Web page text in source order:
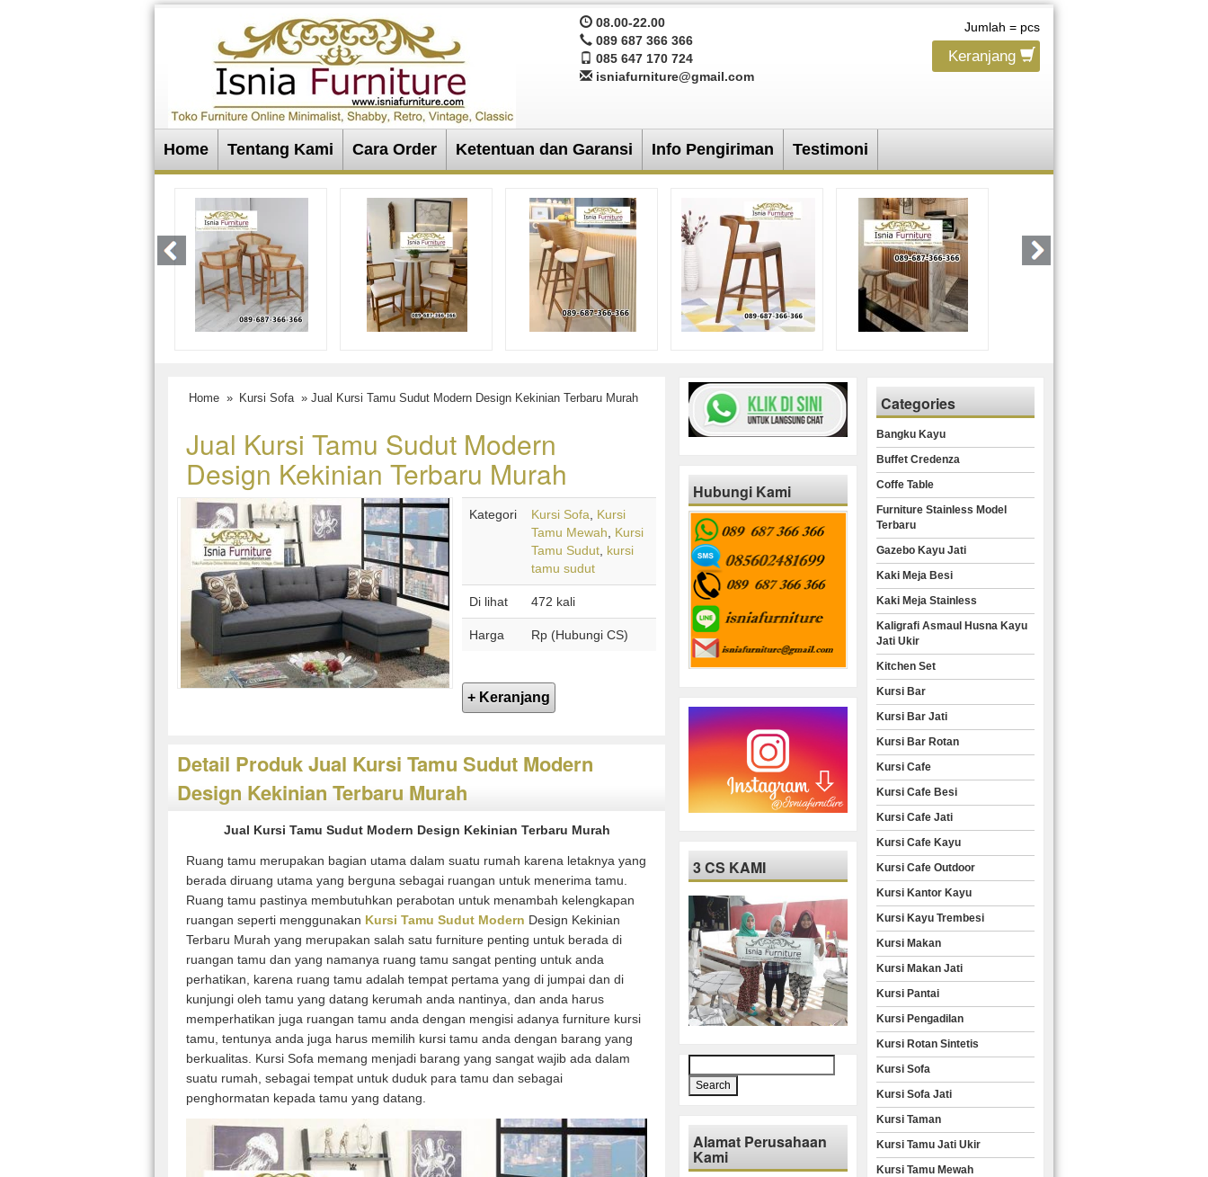
08.00-22.00
089 687 366 366
085 647 170 724
isniafurniture@gmail.com
Jumlah = pcs
Keranjang
Home Tentang Kami Cara Order Ketentuan dan Garansi Info Pengiriman Testimoni
Home » Kursi Sofa » Jual Kursi Tamu Sudut Modern Design Kekinian Terbaru Murah
Jual Kursi Tamu Sudut Modern
Design Kekinian Terbaru Murah
Kategori Kursi Sofa
Kursi
Tamu Mewah
Kursi
Tamu Sudut, kursi
tamu sudut
Di lihat 472 kali
Harga Rp (Hubungi CS)
Detail Produk Jual Kursi Tamu Sudut Modern
Design Kekinian Terbaru Murah
Jual Kursi Tamu Sudut Modern Design Kekinian Terbaru Murah
Ruang tamu merupakan bagian utama dalam suatu rumah karena letaknya yang
berada diruang utama yang berguna sebagai ruangan untuk menerima tamu.
Ruang tamu pastinya membutuhkan perabotan untuk menambah kelengkapan
ruangan seperti menggunakan Kursi Tamu Sudut Modern Design Kekinian
Terbaru Murah yang merupakan salah satu furniture penting untuk berada di
ruangan tamu dan yang namanya ruang tamu sangat penting untuk anda
perhatikan, karena ruang tamu adalah tempat pertama yang di jumpai dan di
kunjungi oleh tamu yang datang kerumah anda nantinya, dan anda harus
memperhatikan juga ruangan tamu anda dengan mengisi adanya furniture kursi
tamu, tentunya anda juga harus memilih kursi tamu anda dengan barang yang
berkualitas. Kursi Sofa memang menjadi barang yang sangat wajib ada dalam
suatu rumah, sebagai tempat untuk duduk para tamu dan sebagai
penghormatan kepada tamu yang datang.
Hubungi Kami
3 CS KAMI
for:
Alamat Perusahaan
Kami
Categories
Bangku Kayu
Buffet Credenza
Coffe Table
Furniture Stainless Model
Terbaru
Gazebo Kayu Jati
Kaki Meja Besi
Kaki Meja Stainless
Kaligrafi Asmaul Husna Kayu
Jati Ukir
Kitchen Set
Kursi Bar
Kursi Bar Jati
Kursi Bar Rotan
Kursi Cafe
Kursi Cafe Besi
Kursi Cafe Jati
Kursi Cafe Kayu
Kursi Cafe Outdoor
Kursi Kantor Kayu
Kursi Kayu Trembesi
Kursi Makan
Kursi Makan Jati
Kursi Pantai
Kursi Pengadilan
Kursi Rotan Sintetis
Kursi Sofa
Kursi Sofa Jati
Kursi Taman
Kursi Tamu Jati Ukir
Kursi Tamu Mewah